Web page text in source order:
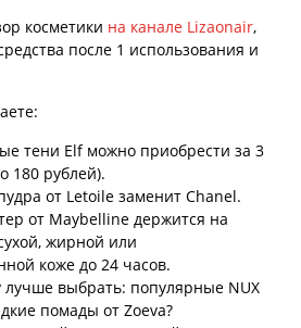
косметики на канале Lizaonair,
после 1 использования и
тени Elf можно приобрести за 3
180 рублей).
от Letoile заменит Chanel.
от Maybelline держится на
жирной или
коже до 24 часов.
лучше выбрать: популярные NUX
помады от Zoeva?